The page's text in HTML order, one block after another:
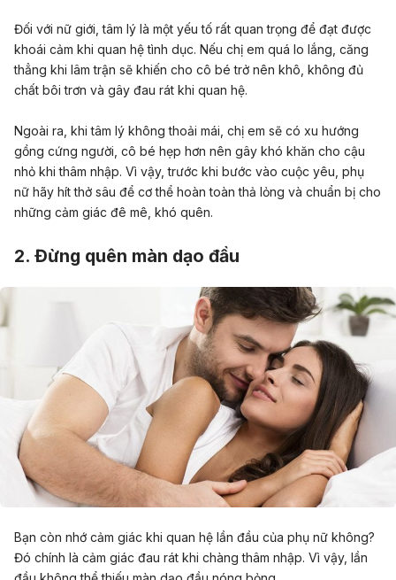
Đối với nữ giới, tâm lý là một yếu tố rất quan trọng để đạt được
khoái cảm khi quan hệ tình dục. Nếu chị em quá lo lắng, căng
thẳng khi lâm trận sẽ khiến cho cô bé trở nên khô, không đủ
chất bôi trơn và gây đau rát khi quan hệ.
Ngoài ra, khi tâm lý không thoải mái, chị em sẽ có xu hướng
gồng cứng người, cô bé hẹp hơn nên gây khó khăn cho cậu
nhỏ khi thâm nhập. Vì vậy, trước khi bước vào cuộc yêu, phụ
nữ hãy hít thở sâu để cơ thể hoàn toàn thả lỏng và chuẩn bị cho
những cảm giác đê mê, khó quên.
2. Đừng quên màn dạo đầu
Bạn còn nhớ cảm giác khi quan hệ lần đầu của phụ nữ không?
Đó chính là cảm giác đau rát khi chàng thâm nhập. Vì vậy, lần